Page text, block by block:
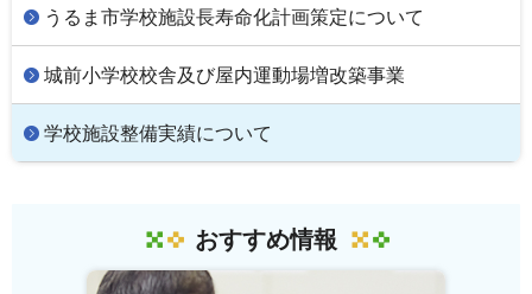
うるま市学校施設長寿命化計画策定について
城前小学校校舎及び屋内運動場増改築事業
学校施設整備実績について
おすすめ情報